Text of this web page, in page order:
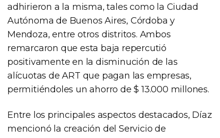
adhirieron a la misma, tales como la Ciudad
Autónoma de Buenos Aires, Córdoba y
Mendoza, entre otros distritos. Ambos
remarcaron que esta baja repercutió
positivamente en la disminución de las
alícuotas de ART que pagan las empresas,
permitiéndoles un ahorro de $ 13.000 millones.
Entre los principales aspectos destacados, Díaz
mencionó la creación del Servicio de